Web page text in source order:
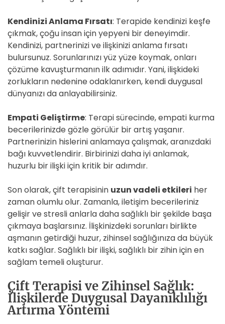
Kendinizi Anlama Fırsatı: Terapide kendinizi keşfe
çıkmak, çoğu insan için yepyeni bir deneyimdir.
Kendinizi, partnerinizi ve ilişkinizi anlama fırsatı
bulursunuz. Sorunlarınızı yüz yüze koymak, onları
çözüme kavuşturmanın ilk adımıdır. Yani, ilişkideki
zorlukların nedenine odaklanırken, kendi duygusal
dünyanızı da anlayabilirsiniz.
Empati Geliştirme: Terapi sürecinde, empati kurma
becerilerinizde gözle görülür bir artış yaşanır.
Partnerinizin hislerini anlamaya çalışmak, aranızdaki
bağı kuvvetlendirir. Birbirinizi daha iyi anlamak,
huzurlu bir ilişki için kritik bir adımdır.
Son olarak, çift terapisinin uzun vadeli etkileri her
zaman olumlu olur. Zamanla, iletişim becerileriniz
gelişir ve stresli anlarla daha sağlıklı bir şekilde başa
çıkmaya başlarsınız. İlişkinizdeki sorunları birlikte
aşmanın getirdiği huzur, zihinsel sağlığınıza da büyük
katkı sağlar. Sağlıklı bir ilişki, sağlıklı bir zihin için en
sağlam temeli oluşturur.
Çift Terapisi ve Zihinsel Sağlık:
İlişkilerde Duygusal Dayanıklılığı
Artırma Yöntemi